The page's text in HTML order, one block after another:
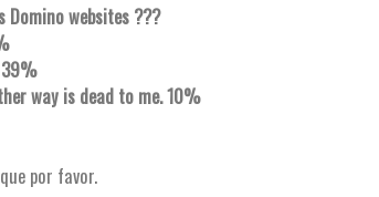
Domino websites ???
way is dead to me. 10%
por favor.